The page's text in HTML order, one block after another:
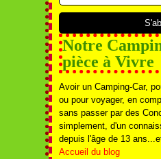
Notre
pièce à Vivre
Avoir un Camping-Car,
ou pour voyager, en
sans passer par des
simplement, d'un
depuis l'âge de 13
Accueil du blog